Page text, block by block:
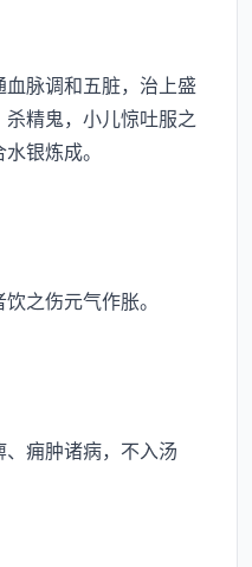
脉调和五脏，治上盛
精鬼，小儿惊吐服之
银炼成。
之伤元气作胀。
痈肿诸病，不入汤